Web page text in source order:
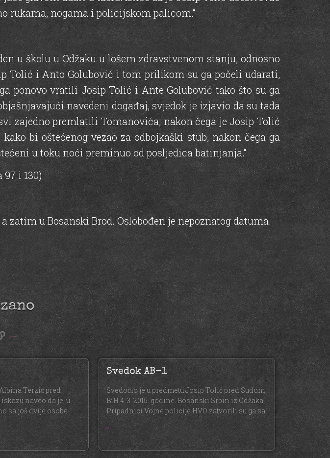
rukama, nogama i policijskom palicom.“
u školu u Odžaku u lošem zdravstvenom stanju, odnosno
Tolić i Anto Golubović i tom prilikom su ga počeli udarati,
ponovo vratili Josip Tolić i Ante Golubović tako što su ga
navedeni događaj, svjedok je izjavio da su tada
zajedno premlatili Tomanovića, nakon čega je Josip Tolić
bi oštećenog vezao za odbojkaški stub, nakon čega ga
u toku noći preminuo od posljedica batinjanja.“
97 i 130)
zatim u Bosanski Brod. Oslobođen je nepoznatog datuma.
Terzić pred
naveo da je, u
sa još dvije osobe
Svedok AB-1
Svedočio je u predmetu Josip Tolić pred Sudom
BiH 4. 3. 2015. godine. Bosanski Srbin iz Odžaka.
Pripadnici Vojne policije HVO zatvorili su ga sa
»